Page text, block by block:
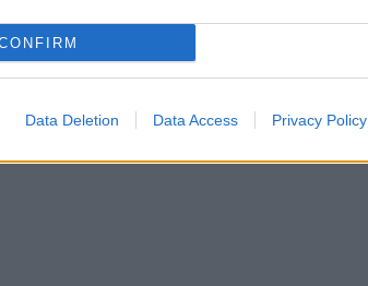
Data Deletion Data Access Privacy Policy